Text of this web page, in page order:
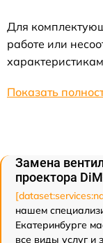
Для
работе или
Показать
Замена
проектора
нашем
Екатеринбурге
все виды услуг и